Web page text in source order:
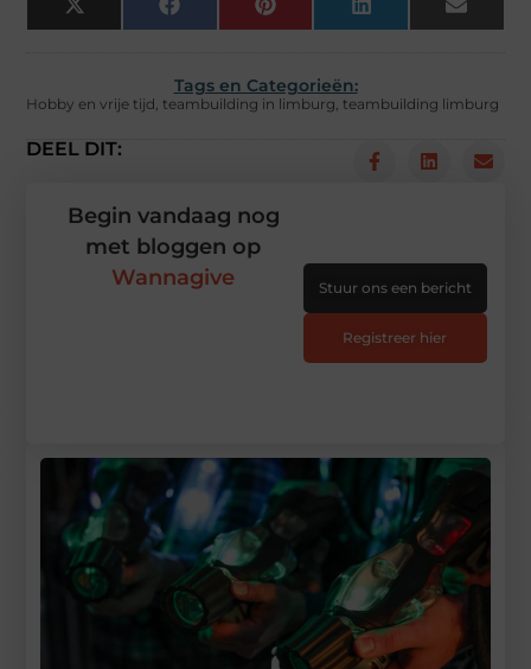
X
(Twitter)
Facebook Pinterest LinkedIn Email
Tags en Categorieën:
Hobby en vrije tijd, teambuilding in limburg, teambuilding limburg
DEEL DIT:
Begin vandaag nog
met bloggen op
Wannagive
Stuur ons een bericht
Registreer hier